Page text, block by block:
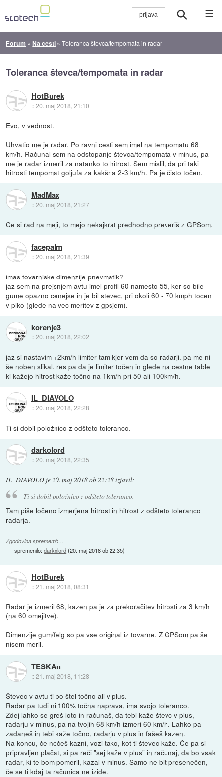
☰
Forum » Na cesti »Toleranca števca/tempomata in radar
Toleranca števca/tempomata in radar
HotBurek
::20. maj 2018, 21:10
Evo, v vednost.
Uhvatio me je radar. Po ravni cesti sem imel na tempomatu 68
km/h. Računal sem na odstopanje števca/tempomata v minus, pa
me je radar izmeril za natanko to hitrost. Sem mislil, da pri taki
hitrosti tempomat goljufa za kakšna 2-3 km/h. Pa je čisto točen.
MadMax
::20. maj 2018, 21:27
Če si rad na meji, to mejo nekajkrat predhodno preveriš z GPSom.
facepalm
::20. maj 2018, 21:39
imas tovarniske dimenzije pnevmatik?
jaz sem na prejsnjem avtu imel profil 60 namesto 55, ker so bile
gume opazno cenejse in je bil stevec, pri okoli 60 - 70 kmph tocen
v piko (glede na vec meritev z gpsjem).
korenje3
::20. maj 2018, 22:02
jaz si nastavim +2km/h limiter tam kjer vem da so radarji. pa me ni
še noben slikal. res pa da je limiter točen in glede na cestne table
ki kažejo hitrost kaže točno na 1km/h pri 50 ali 100km/h.
IL_DIAVOLO
::20. maj 2018, 22:28
Ti si dobil položnico z odšteto toleranco.
darkolord
::20. maj 2018, 22:35
IL_DIAVOLO je20. maj 2018 ob 22:28izjavil:
Ti si dobil položnico z odšteto toleranco.
Tam piše ločeno izmerjena hitrost in hitrost z odšteto toleranco
radarja.
Zgodovina sprememb…
spremenilo:darkolord(20. maj 2018 ob 22:35)
HotBurek
::21. maj 2018, 08:31
Radar je izmeril 68, kazen pa je za prekoračitev hitrosti za 3 km/h
(na 60 omejitve).
Dimenzije gum/felg so pa vse original iz tovarne. Z GPSom pa še
nisem meril.
TESKAn
::21. maj 2018, 11:28
Števec v avtu ti bo štel točno ali v plus.
Radar pa tudi ni 100% točna naprava, ima svojo toleranco.
Zdej lahko se greš loto in računaš, da tebi kaže števc v plus,
radarju v minus, pa na tvojih 68 km/h izmeri 60 km/h. Lahko pa
zadaneš in tebi kaže točno, radarju v plus in fašeš kazen.
Na koncu, če nočeš kazni, vozi tako, kot ti števec kaže. Če pa si
pripravljen plačat, si pa reči "sej kaže v plus" in računaj, da bo vsak
radar, ki te bom pomeril, kazal v minus. Samo ne bit presenečen,
če se ti kdaj ta računica ne izide.